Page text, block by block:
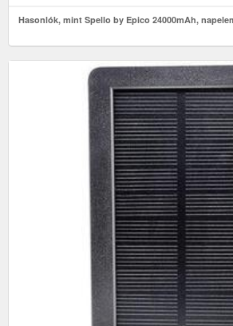
Hasonlók, mint Spello by Epico 24000mAh,